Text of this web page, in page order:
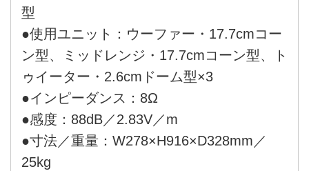
型
●使用ユニット：ウーファー・17.7cmコー
ン型、ミッドレンジ・17.7cmコーン型、ト
ゥイーター・2.6cmドーム型×3
●インピーダンス：8Ω
●感度：88dB／2.83V／m
●寸法／重量：W278×H916×D328mm／
25kg